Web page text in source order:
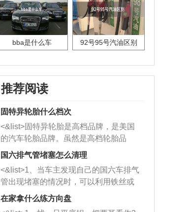
bba是什么车 92号95号汽油区别
推荐阅读
固特异轮胎什么档次
<&list>固特异轮胎是高档品牌，是美国
的汽车轮胎品牌。虽然是高档轮胎品
牌，但是中高低端的轮胎都有生产，这
也是为了更好的开拓市场。
国六排气管堵塞怎么清理
<&list>1、当车主发现自己的国六车排气
管出现堵塞的情况时，可以利用铁丝或
者是细棍，直接将杂物给取出来，如果
堵塞情况比较严重，也可以采取应急措
在家拿什么练方向盘